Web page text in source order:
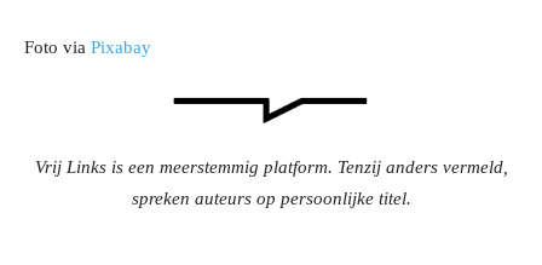
Foto via Pixabay
Vrij Links is een meerstemmig platform. Tenzij anders vermeld,
spreken auteurs op persoonlijke titel.